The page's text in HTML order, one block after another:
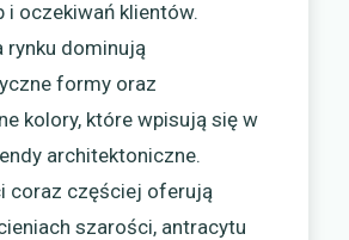
i oczekiwań klientów.
rynku dominują
formy oraz
kolory, które wpisują się w
architektoniczne.
coraz częściej oferują
szarości, antracytu